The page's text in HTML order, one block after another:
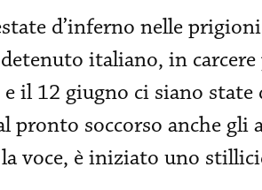
d’inferno nelle
italiano, in
il 12 giugno ci siano
soccorso anche gli
voce, è iniziato uno